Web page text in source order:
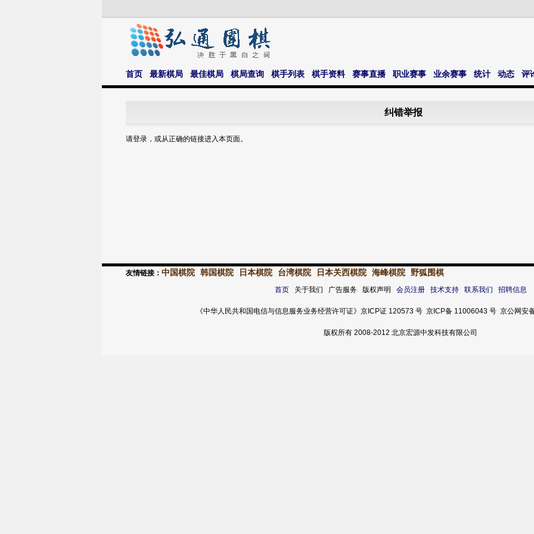
首页 最新棋局 最佳棋局 棋局查询 棋手列表 棋手资料 赛事直播 职业赛事 业余赛事 统计 动态 评
纠错举报
请登录，或从正确的链接进入本页面。
友情链接： 中国棋院 韩国棋院 日本棋院 台湾棋院 日本关西棋院 海峰棋院 野狐围棋
首页关于我们 广告服务 版权声明 会员注册 技术支持 联系我们 招聘信息
《中华人民共和国电信与信息服务业务经营许可证》京ICP证 120573 号 京ICP备 11006043 号 京公网安
版权所有 2008-2012 北京宏源中发科技有限公司